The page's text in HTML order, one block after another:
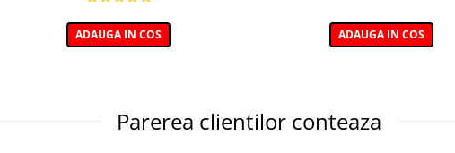
ADAUGA IN COS ADAUGA IN COS
Parerea clientilor conteaza